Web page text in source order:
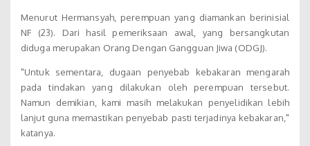
Menurut Hermansyah, perempuan yang diamankan berinisial
NF (23). Dari hasil pemeriksaan awal, yang bersangkutan
diduga merupakan Orang Dengan Gangguan Jiwa (ODGJ).
"Untuk sementara, dugaan penyebab kebakaran mengarah
pada tindakan yang dilakukan oleh perempuan tersebut.
Namun demikian, kami masih melakukan penyelidikan lebih
lanjut guna memastikan penyebab pasti terjadinya kebakaran,"
katanya.